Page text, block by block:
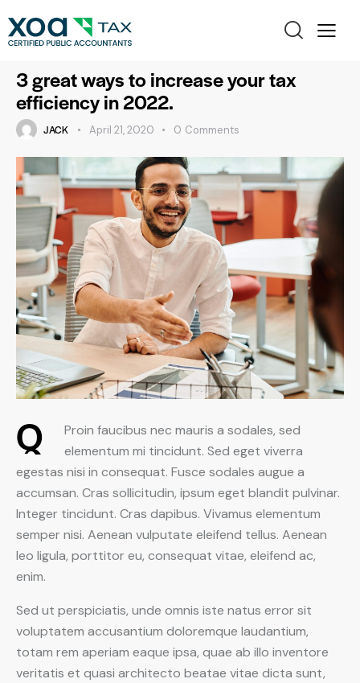
3 great ways to increase your tax
efficiency in 2022.
JACK April 21, 2020 0 Comments
Q
Proin faucibus nec mauris a sodales, sed
elementum mi tincidunt. Sed eget viverra
egestas nisi in consequat. Fusce sodales augue a
accumsan. Cras sollicitudin, ipsum eget blandit pulvinar.
Integer tincidunt. Cras dapibus. Vivamus elementum
semper nisi. Aenean vulputate eleifend tellus. Aenean
leo ligula, porttitor eu, consequat vitae, eleifend ac,
enim.
Sed ut perspiciatis, unde omnis iste natus error sit
voluptatem accusantium doloremque laudantium,
totam rem aperiam eaque ipsa, quae ab illo inventore
veritatis et quasi architecto beatae vitae dicta sunt,